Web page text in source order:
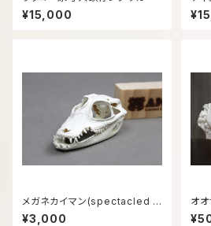
¥15,000
身
メガネカイマン(spectacled c
aiman)等倍頭骨模型
¥3,000
オ
（白）